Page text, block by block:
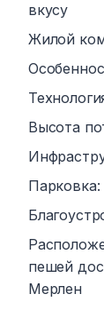
вкусу
Жилой
Высота
пешей
Мерлен